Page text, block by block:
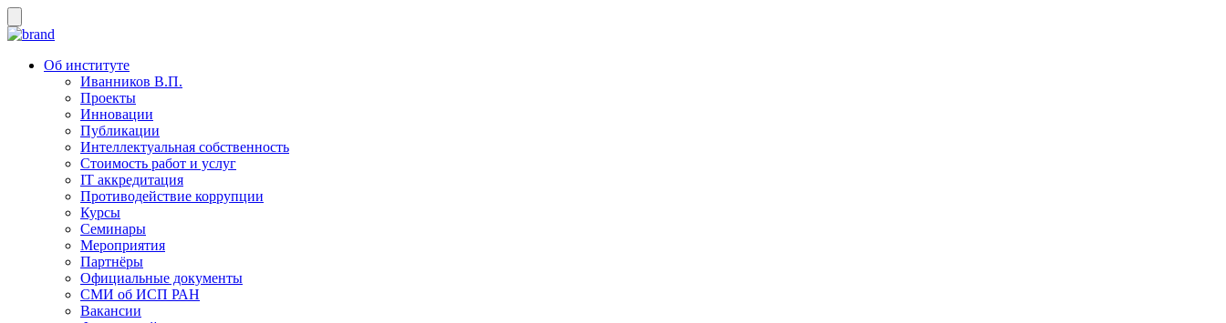
Об институте
Иванников В.П.
Проекты
Инновации
Публикации
Интеллектуальная собственность
Стоимость работ и услуг
IT аккредитация
Противодействие коррупции
Курсы
Семинары
Мероприятия
Партнёры
Официальные документы
СМИ об ИСП РАН
Вакансии